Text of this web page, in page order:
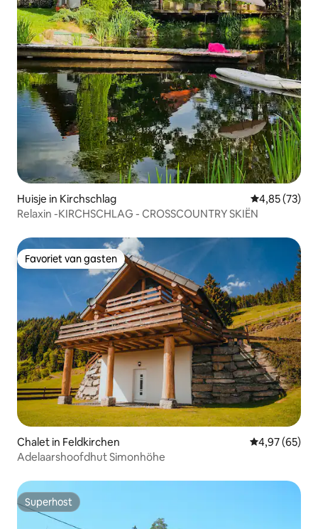
Huisje in Kirchschlag Gemiddelde
4,85 (73)
Relaxin -KIRCHSCHLAG - CROSSCOUNTRY SKIËN
Favoriet van gasten
Favoriet van gasten
Chalet in Feldkirchen Gemiddelde
4,97 (65)
Adelaarshoofdhut Simonhöhe
Superhost
Superhost